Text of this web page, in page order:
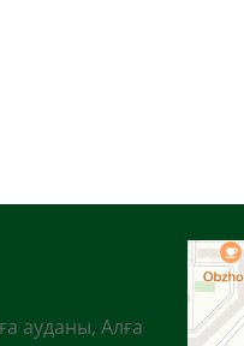
ауданы, Алға
Алға